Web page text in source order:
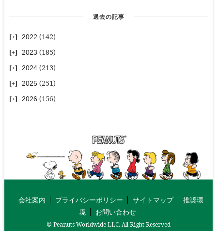
過去の記事
2022 (142)
2023 (185)
2024 (213)
2025 (251)
2026 (156)
会社案内 プライバシーポリシー サイトマップ
推奨環
境
お問い合わせ
© Peanuts Worldwide LLC. All Right Reserved